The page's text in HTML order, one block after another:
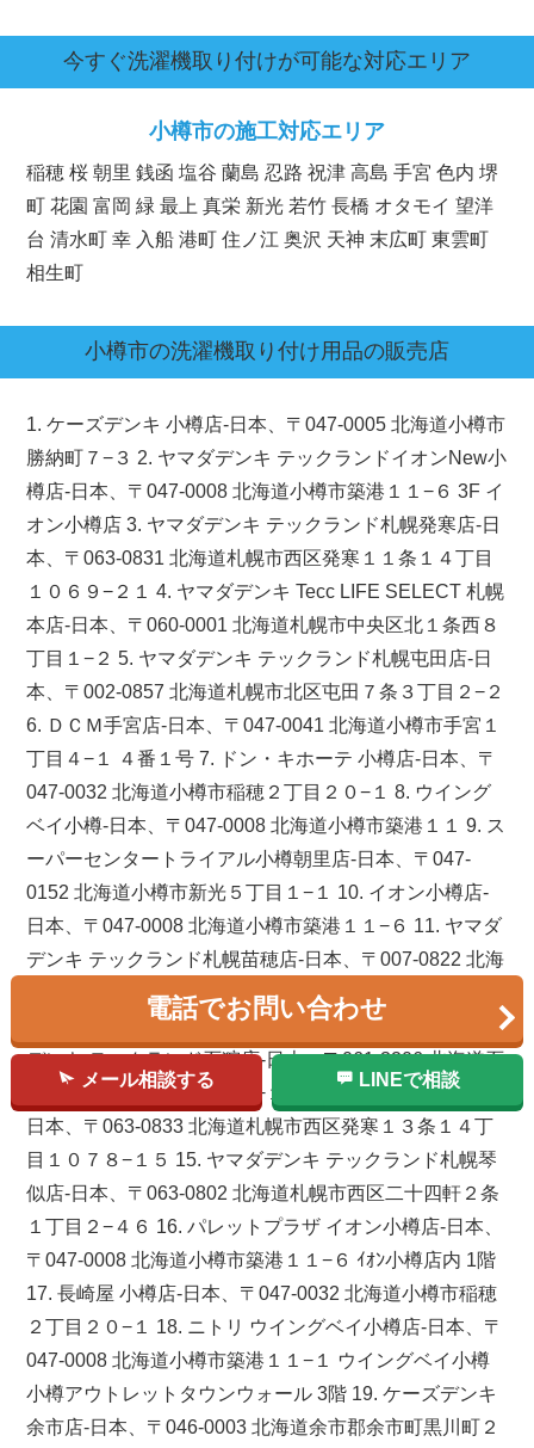
今すぐ洗濯機取り付けが可能な対応エリア
小樽市の施工対応エリア
稲穂 桜 朝里 銭函 塩谷 蘭島 忍路 祝津 高島 手宮 色内 堺
町 花園 富岡 緑 最上 真栄 新光 若竹 長橋 オタモイ 望洋
台 清水町 幸 入船 港町 住ノ江 奥沢 天神 末広町 東雲町
相生町
小樽市の洗濯機取り付け用品の販売店
1. ケーズデンキ 小樽店-日本、〒047-0005 北海道小樽市
勝納町７−３ 2. ヤマダデンキ テックランドイオンNew小
樽店-日本、〒047-0008 北海道小樽市築港１１−６ 3F イ
オン小樽店 3. ヤマダデンキ テックランド札幌発寒店-日
本、〒063-0831 北海道札幌市西区発寒１１条１４丁目
１０６９−２１ 4. ヤマダデンキ Tecc LIFE SELECT 札幌
本店-日本、〒060-0001 北海道札幌市中央区北１条西８
丁目１−２ 5. ヤマダデンキ テックランド札幌屯田店-日
本、〒002-0857 北海道札幌市北区屯田７条３丁目２−２
6. ＤＣＭ手宮店-日本、〒047-0041 北海道小樽市手宮１
丁目４−１ ４番１号 7. ドン・キホーテ 小樽店-日本、〒
047-0032 北海道小樽市稲穂２丁目２０−１ 8. ウイング
ベイ小樽-日本、〒047-0008 北海道小樽市築港１１ 9. ス
ーパーセンタートライアル小樽朝里店-日本、〒047-
0152 北海道小樽市新光５丁目１−１ 10. イオン小樽店-
日本、〒047-0008 北海道小樽市築港１１−６ 11. ヤマダ
デンキ テックランド札幌苗穂店-日本、〒007-0822 北海
道札幌市東区東雁来２条１丁目１−１６ 12. ゲオ小樽店-
日本、〒047-0015 北海道小樽市住吉町２−１ 13. ヤマダ
デンキ テックランド石狩店-日本、〒061-3206 北海道石
狩市花川南６条１丁目１０−１ 14. ケーズデンキ 発寒店-
日本、〒063-0833 北海道札幌市西区発寒１３条１４丁
目１０７８−１５ 15. ヤマダデンキ テックランド札幌琴
似店-日本、〒063-0802 北海道札幌市西区二十四軒２条
１丁目２−４６ 16. パレットプラザ イオン小樽店-日本、
〒047-0008 北海道小樽市築港１１−６ ｲｵﾝ小樽店内 1階
17. 長崎屋 小樽店-日本、〒047-0032 北海道小樽市稲穂
２丁目２０−１ 18. ニトリ ウイングベイ小樽店-日本、〒
047-0008 北海道小樽市築港１１−１ ウイングベイ小樽
小樽アウトレットタウンウォール 3階 19. ケーズデンキ
余市店-日本、〒046-0003 北海道余市郡余市町黒川町２
電話でお問い合わせ
メール相談する LINEで相談